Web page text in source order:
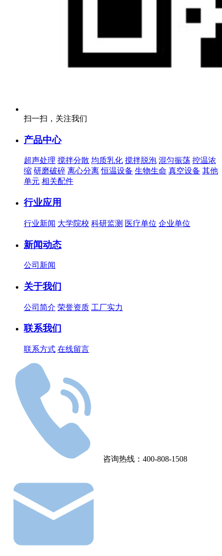
扫一扫，关注我们
产品中心
超声处理 搅拌分散 均质乳化 搅拌脱泡 混匀振荡 控温浓
缩 研磨破碎 离心分离 恒温设备 生物生命 真空设备 其他
单元 相关配件
行业应用
行业新闻 大学院校 科研监测 医疗单位 企业单位
新闻动态
公司新闻
关于我们
公司简介 荣誉资质 工厂实力
联系我们
联系方式 在线留言
咨询热线：400-808-1508